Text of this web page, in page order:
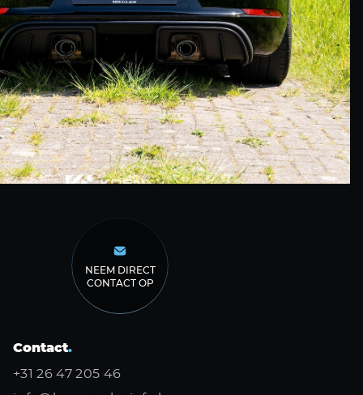
NEEM DIRECT
CONTACT OP
Contact.
+31 26 47 205 46